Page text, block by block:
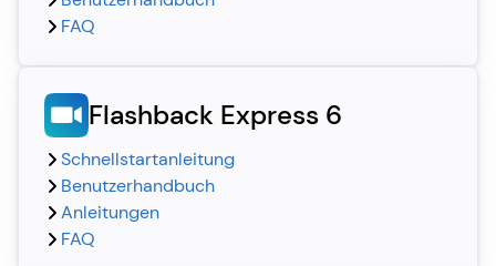
FAQ
Flashback Express 6
Schnellstartanleitung
Benutzerhandbuch
Anleitungen
FAQ